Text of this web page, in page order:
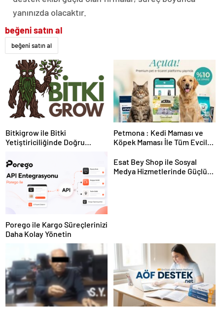
yanınızda olacaktır.
beğeni satın al
beğeni satın al
Bitkigrow ile Bitki
Yetiştiriciliğinde Doğru
Petmona : Kedi Maması ve
Köpek Maması İle Tüm Evcil
Porego ile Kargo Süreçlerinizi
Daha Kolay Yönetin
Esat Bey Shop ile Sosyal
Medya Hizmetlerinde Güçlü